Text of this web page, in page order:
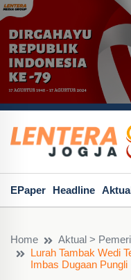
EPaper Headline
Home
Aktual >
Lurah Tambak Wedi
Imbas Dugaan Pungli